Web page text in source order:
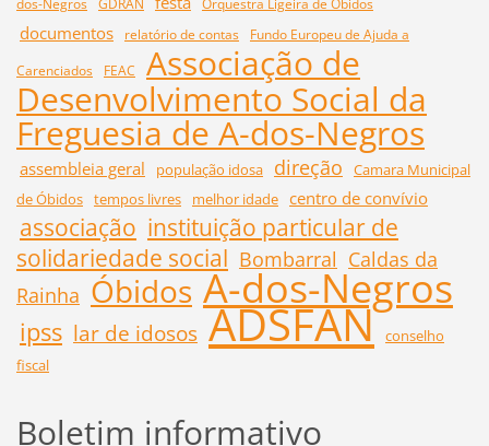
dos-Negros GDRAN Orquestra Ligeira de Óbidos
documentos relatório de contas
Fundo Europeu de Ajuda a
Carenciados
FEAC
Associação de
Desenvolvimento Social da
Freguesia de A-dos-Negros
assembleia geral população idosa direção
Camara Municipal
de Óbidos tempos livres melhor idade centro de convívio
associação instituição particular de
solidariedade social Bombarral Caldas da
Rainha Óbidos A-dos-Negros
ipss lar de idosos ADSFAN conselho
fiscal
Boletim informativo